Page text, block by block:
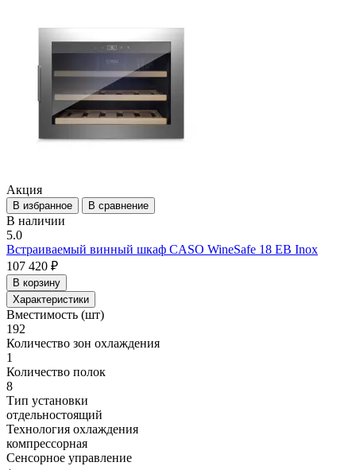
Акция
В избранное В сравнение
В наличии
5.0
Встраиваемый винный шкаф CASO WineSafe 18 EB Inox
107 420 ₽
В корзину
Характеристики
Вместимость (шт)
192
Количество зон охлаждения
1
Количество полок
8
Тип установки
отдельностоящий
Технология охлаждения
компрессорная
Сенсорное управление